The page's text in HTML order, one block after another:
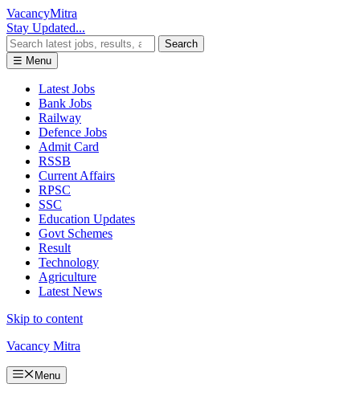
VacancyMitra
Stay Updated...
Search
☰ Menu
Latest Jobs
Bank Jobs
Railway
Defence Jobs
Admit Card
RSSB
Current Affairs
RPSC
SSC
Education Updates
Govt Schemes
Result
Technology
Agriculture
Latest News
Skip to content
Vacancy Mitra
Menu